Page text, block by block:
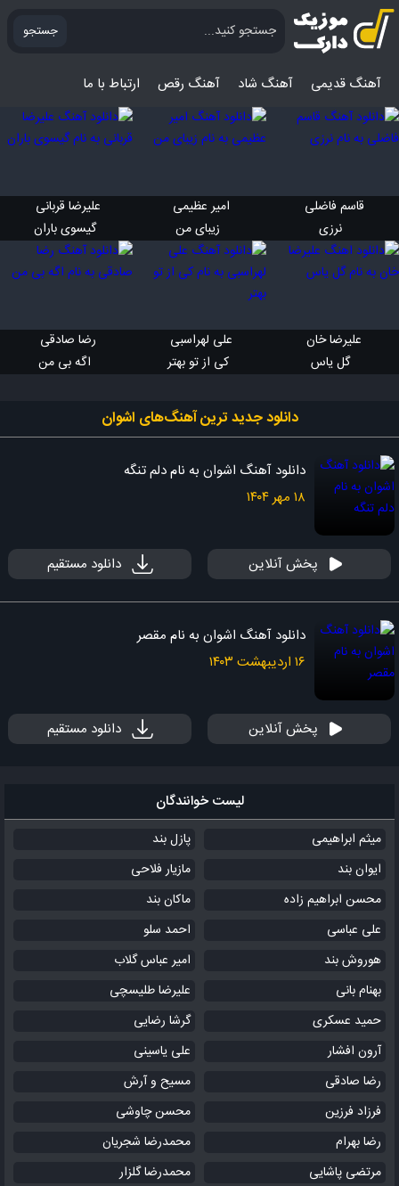
جستجو
آهنگ قدیمی آهنگ‌ شاد آهنگ رقص ارتباط با ما
قاسم فاضلی
نرزی
امیر عظیمی
زیبای من
علیرضا قربانی
گیسوی باران
علیرضا خان
گل یاس
علی لهراسبی
کی از تو بهتر
رضا صادقی
اگه بی من
دانلود جدید ‌ترین آهنگ‌های اشوان
دانلود آهنگ اشوان به نام دلم تنگه
۱۸ مهر ۱۴۰۴
پخش آنلاین دانلود مستقیم
دانلود آهنگ اشوان به نام مقصر
۱۶ اردیبهشت ۱۴۰۳
پخش آنلاین دانلود مستقیم
لیست خوانندگان
میثم ابراهیمی
پازل بند
ایوان بند
مازیار فلاحی
محسن ابراهیم زاده
ماکان بند
علی عباسی
احمد سلو
هوروش بند
امیر عباس گلاب
بهنام بانی
علیرضا طلیسچی
حمید عسکری
گرشا رضایی
آرون افشار
علی یاسینی
رضا صادقی
مسیح و آرش
فرزاد فرزین
محسن چاوشی
رضا بهرام
محمدرضا شجریان
مرتضی پاشایی
محمدرضا گلزار